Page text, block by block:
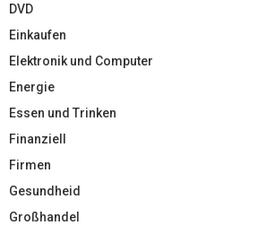
DVD
Einkaufen
Elektronik und Computer
Energie
Essen und Trinken
Finanziell
Firmen
Gesundheid
Großhandel